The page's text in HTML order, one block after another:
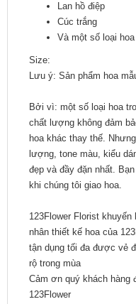
Lan hồ điệp
Cúc trắng
Và một số loại
Size:
Lưu ý: Sản phẩm hoa
Bởi vì: một số loại hoa
chất lượng không đảm
hoa khác thay thế.
lượng, tone màu, kiểu
đẹp và đầy đặn nhất.
khi chúng tôi giao hoa.
123Flower Florist
nhân thiết kế hoa của
tận dụng tối đa được vẻ
rộ trong mùa
Cảm ơn quý khách hàng
123Flower